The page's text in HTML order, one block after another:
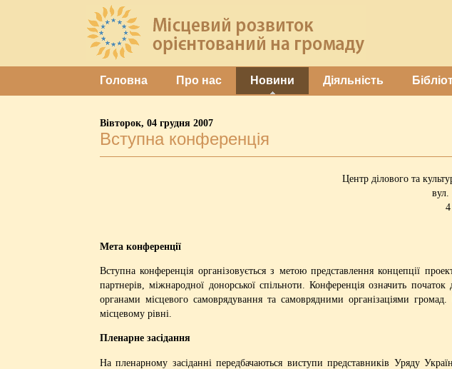
Головна Про нас Новини Діяльність
Вівторок, 04 грудня 2007
Вступна конференція
Центр ділового та
Мета конференції
Вступна конференція організовується з метою представлення концепції
партнерів, міжнародної донорської спільноти. Конференція означить
органами місцевого самоврядування та самоврядними організаціями
місцевому рівні.
Пленарне засідання
На пленарному засіданні передбачаються виступи представників Уряду